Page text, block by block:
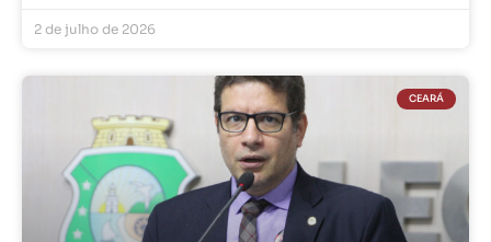
2 de julho de 2026
CEARÁ